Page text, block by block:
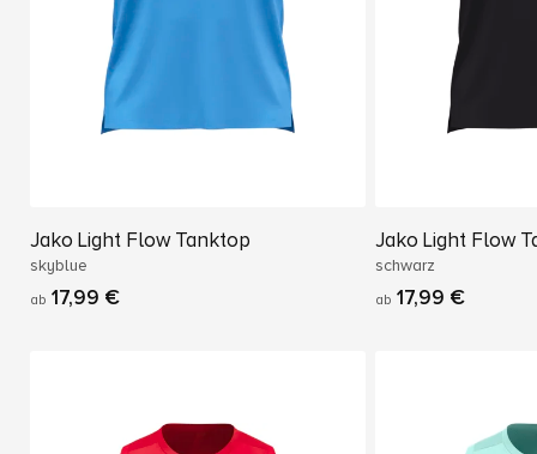
Jako Light Flow Tanktop
skyblue
ab 17,99 €
Jako Light Flow
schwarz
ab 17,99 €